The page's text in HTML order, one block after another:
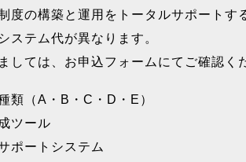
の構築と運用をトータルサポートす
テム代が異なります。
ては、お申込フォームにてご確認く
類（A・B・C・D・E）
ツール
ートシステム